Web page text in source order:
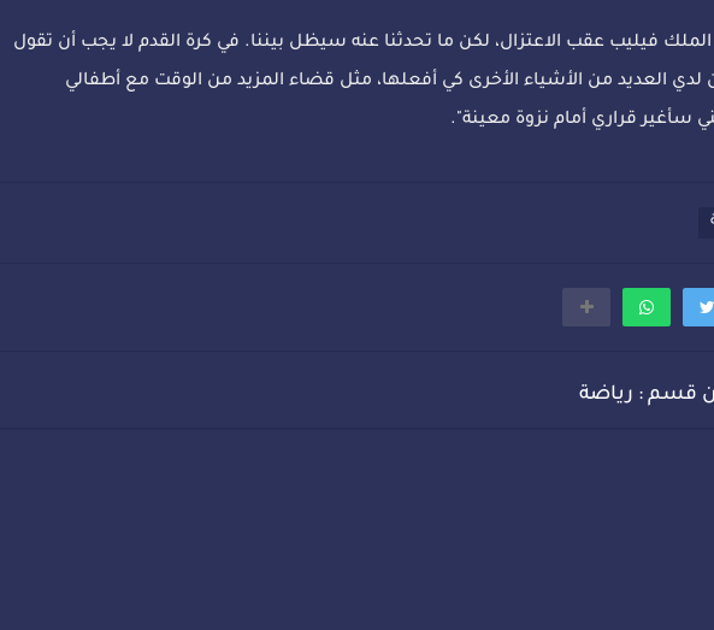
فيليب عقب الاعتزال، لكن ما تحدثنا عنه سيظل بيننا. في كرة القدم لا يجب أن تقول
لدي العديد من الأشياء الأخرى كي أفعلها، مثل قضاء المزيد من الوقت مع أطفالي
سأغير قراري أمام نزوة معينة".
قسم : رياضة